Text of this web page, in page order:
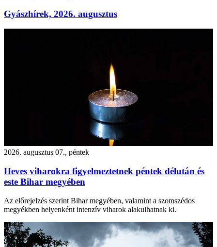
Gyászhírek, 2026. augusztus
2026. augusztus 07., péntek
Heves viharokra figyelmeztetnek péntek délután és
este Bihar megyében
Az előrejelzés szerint Bihar megyében, valamint a szomszédos
megyékben helyenként intenzív viharok alakulhatnak ki.